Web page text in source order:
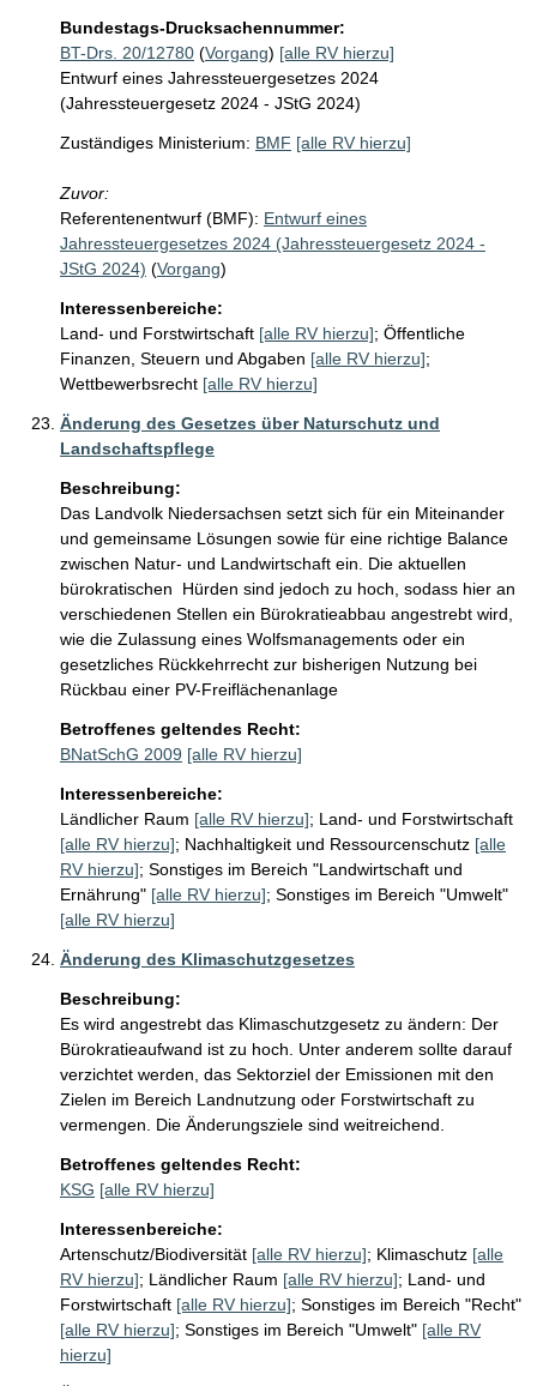
Bundestags-Drucksachennummer:
BT-Drs. 20/12780 (Vorgang) [alle RV hierzu]
Entwurf eines Jahressteuergesetzes 2024
(Jahressteuergesetz 2024 - JStG 2024)
Zuständiges Ministerium: BMF [alle RV hierzu]
Zuvor:
Referentenentwurf (BMF): Entwurf eines
Jahressteuergesetzes 2024 (Jahressteuergesetz 2024 -
JStG 2024) (Vorgang)
Interessenbereiche:
Land- und Forstwirtschaft [alle RV hierzu]; Öffentliche
Finanzen, Steuern und Abgaben [alle RV hierzu];
Wettbewerbsrecht [alle RV hierzu]
Änderung des Gesetzes über Naturschutz und
Landschaftspflege
Beschreibung:
Das Landvolk Niedersachsen setzt sich für ein Miteinander
und gemeinsame Lösungen sowie für eine richtige Balance
zwischen Natur- und Landwirtschaft ein. Die aktuellen
bürokratischen  Hürden sind jedoch zu hoch, sodass hier an
verschiedenen Stellen ein Bürokratieabbau angestrebt wird,
wie die Zulassung eines Wolfsmanagements oder ein
gesetzliches Rückkehrrecht zur bisherigen Nutzung bei
Rückbau einer PV-Freiflächenanlage
Betroffenes geltendes Recht:
BNatSchG 2009 [alle RV hierzu]
Interessenbereiche:
Ländlicher Raum [alle RV hierzu]; Land- und Forstwirtschaft
[alle RV hierzu]; Nachhaltigkeit und Ressourcenschutz [alle
RV hierzu]; Sonstiges im Bereich "Landwirtschaft und
Ernährung" [alle RV hierzu]; Sonstiges im Bereich "Umwelt"
[alle RV hierzu]
Änderung des Klimaschutzgesetzes
Beschreibung:
Es wird angestrebt das Klimaschutzgesetz zu ändern: Der
Bürokratieaufwand ist zu hoch. Unter anderem sollte darauf
verzichtet werden, das Sektorziel der Emissionen mit den
Zielen im Bereich Landnutzung oder Forstwirtschaft zu
vermengen. Die Änderungsziele sind weitreichend.
Betroffenes geltendes Recht:
KSG [alle RV hierzu]
Interessenbereiche:
Artenschutz/Biodiversität [alle RV hierzu]; Klimaschutz [alle
RV hierzu]; Ländlicher Raum [alle RV hierzu]; Land- und
Forstwirtschaft [alle RV hierzu]; Sonstiges im Bereich "Recht"
[alle RV hierzu]; Sonstiges im Bereich "Umwelt" [alle RV
hierzu]